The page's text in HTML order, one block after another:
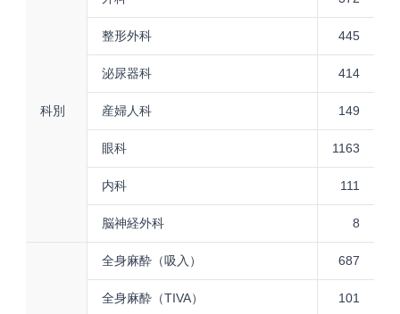
科別
整形外科 445
泌尿器科 414
産婦人科 149
眼科 1163
内科 111
脳神経外科 8
全身麻酔（吸入） 687
全身麻酔（TIVA） 101